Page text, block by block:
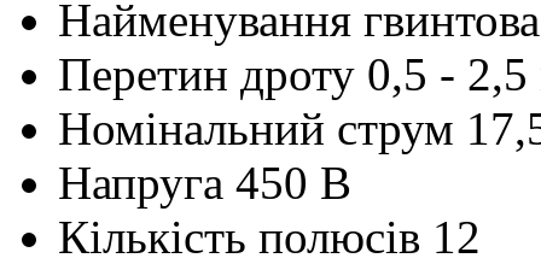
Найменування
Перетин дроту 0,5 -
Номінальний струм
Напруга 450 В
Кількість полюсів 12